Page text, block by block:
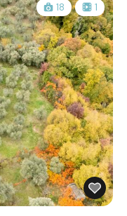
18 1